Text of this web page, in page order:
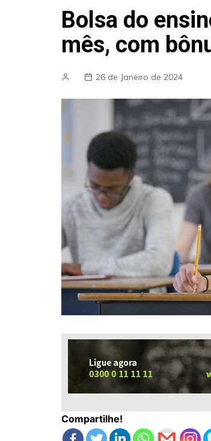
Bolsa do
mês, com
26 de Janeiro de 2024
Compartilhe!